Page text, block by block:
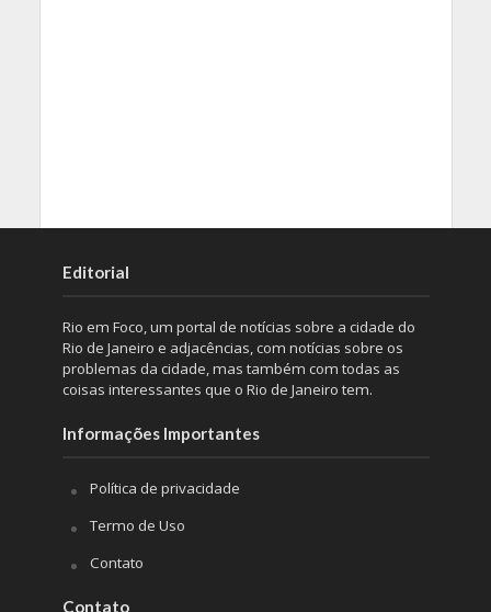
Editorial
Rio em Foco, um portal de notícias sobre a cidade do
Rio de Janeiro e adjacências, com notícias sobre os
problemas da cidade, mas também com todas as
coisas interessantes que o Rio de Janeiro tem.
Informações Importantes
Política de privacidade
Termo de Uso
Contato
Contato